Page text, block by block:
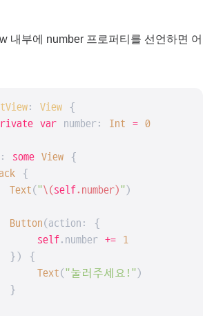
내부에 number 프로퍼티를 선언하면 어
: View
{
var number: Int = 0
some View {
{
Text("\(self.number)")
Button(action: {
self.number +=
1
}) {
Text("눌러주세요!")
}